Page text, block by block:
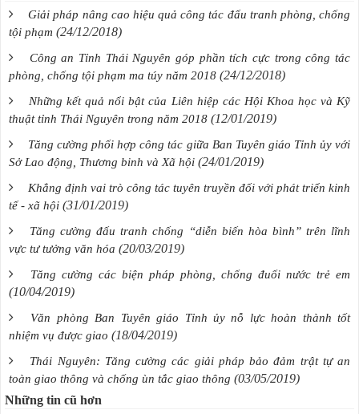
Giải pháp nâng cao hiệu quả công tác đấu tranh phòng, chống
tội phạm (24/12/2018)
Công an Tỉnh Thái Nguyên góp phần tích cực trong công tác
phòng, chống tội phạm ma túy năm 2018 (24/12/2018)
Những kết quả nổi bật của Liên hiệp các Hội Khoa học và Kỹ
thuật tỉnh Thái Nguyên trong năm 2018 (12/01/2019)
Tăng cường phối hợp công tác giữa Ban Tuyên giáo Tỉnh ủy với
Sở Lao động, Thương binh và Xã hội (24/01/2019)
Khẳng định vai trò công tác tuyên truyền đối với phát triển kinh
tế - xã hội (31/01/2019)
Tăng cường đấu tranh chống “diễn biến hòa bình” trên lĩnh
vực tư tưởng văn hóa (20/03/2019)
Tăng cường các biện pháp phòng, chống đuối nước trẻ em
(10/04/2019)
Văn phòng Ban Tuyên giáo Tỉnh ủy nỗ lực hoàn thành tốt
nhiệm vụ được giao (18/04/2019)
Thái Nguyên: Tăng cường các giải pháp bảo đảm trật tự an
toàn giao thông và chống ùn tắc giao thông (03/05/2019)
Những tin cũ hơn